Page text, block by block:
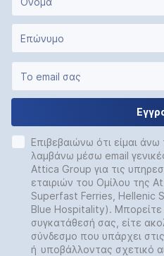
Επιβεβαιώνω ότι είμαι
λαμβάνω μέσω email
Attica Group για τις
εταιριών του Ομίλου της
Superfast Ferries, Hellenic
Blue Hospitality).
συγκατάθεσή σας, είτε
σύνδεσμο που υπάρχει
ή υποβάλλοντας σχετικό